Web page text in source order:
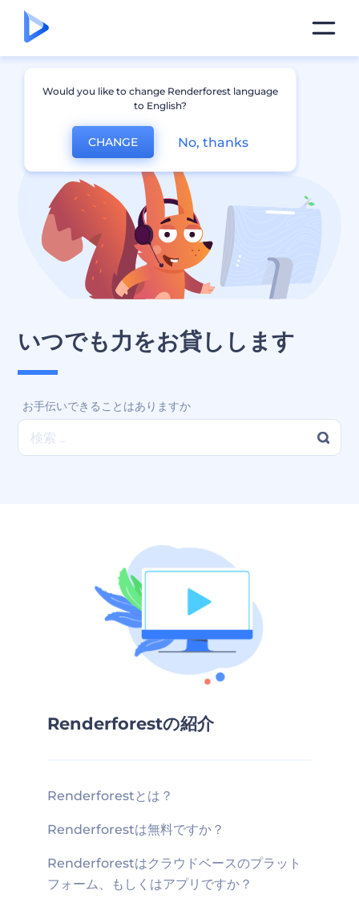
いつでも力をお貸しします
お手伝いできることはありますか
Renderforestの紹介
Renderforestとは？
Renderforestは無料ですか？
Renderforestはクラウドベースのプラット
フォーム、もしくはアプリですか？
Would you like to change Renderforest language
to English?
CHANGE No, thanks